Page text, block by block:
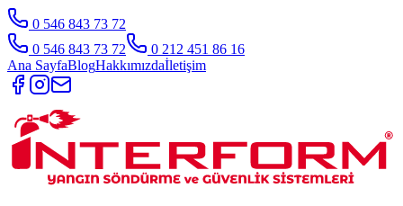
0 546 843 73 72
0 546 843 73 72
0 212 451 86 16
Ana SayfaBlogHakkımızdaİletişim